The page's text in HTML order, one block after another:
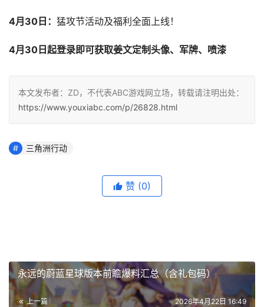
4月30日： 猛攻节活动及福利全面上线！
4月30日起登录即可获取姜文定制头像、军牌、喷漆
本文发布者：ZD，不代表ABC游戏网立场，转载请注明出处：
https://www.youxiabc.com/p/26828.html
三角洲行动
赞 (0)
永远的蔚蓝星球版本前瞻爆料汇总（含礼包码）
上一篇 2026年4月22日 16:49